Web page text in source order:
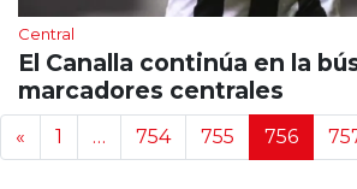
Central
El Canalla continúa en la
marcadores centrales
Navegación de
« 1 … 754 755 756